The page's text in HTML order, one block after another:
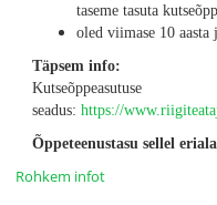
taseme tasuta
oled viimase 10 aasta
Täpsem info:
Kutseõppeasutuse
seadus: https://
Õppeteenustasu sellel
Rohkem infot